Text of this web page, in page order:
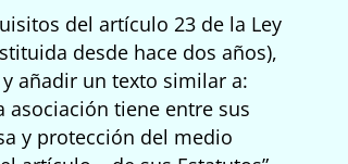
del artículo 23 de la Ley
desde hace dos años),
añadir un texto similar a:
asociación tiene entre sus
y protección del medio